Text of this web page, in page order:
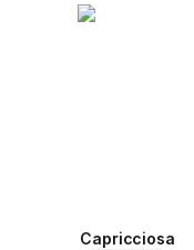
Capricciosa